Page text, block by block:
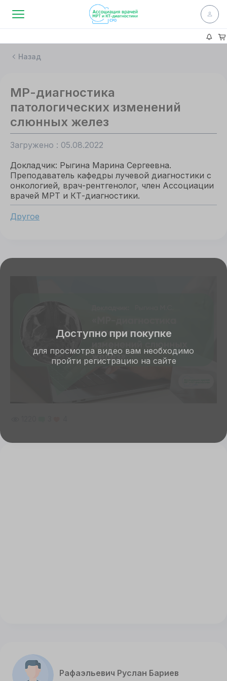
Назад
МР-диагностика
патологических изменений
слюнных желез
Загружено : 05.08.2022
Докладчик: Рыгина Марина Сергеевна.
Преподаватель кафедры лучевой диагностики с
онкологией, врач-рентгенолог, член Ассоциации
врачей МРТ и КТ-диагностики.
Другое
Доступно при покупке
для просмотра видео вам необходимо
пройти регистрацию на сайте
Рафаэльевич Руслан Бариев